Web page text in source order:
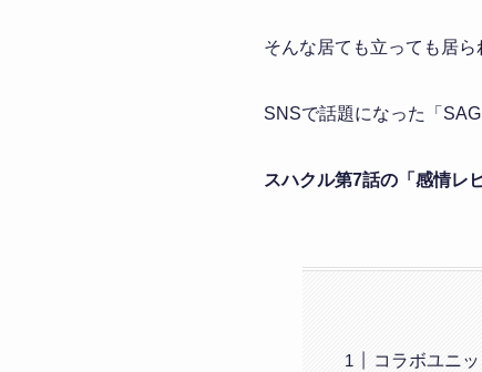
そんな居ても立っても居ら
SNSで話題になった「
スハクル第7話の「感情レ
コラボユニ